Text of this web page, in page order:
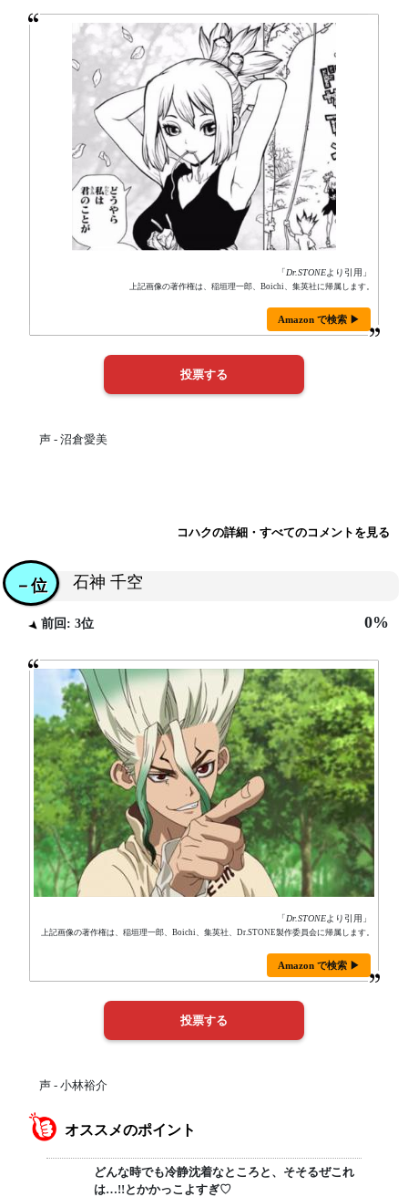
「Dr.STONEより引用」
上記画像の著作権は、稲垣理一郎、Boichi、集英社に帰属します。
Amazon で検索 ▶
声 - 沼倉愛美
コハクの詳細・すべてのコメントを見る
石神 千空
－位
前回: 3位 0%
「Dr.STONEより引用」
上記画像の著作権は、稲垣理一郎、Boichi、集英社、Dr.STONE製作委員会に帰属します。
Amazon で検索 ▶
声 - 小林裕介
オススメのポイント
どんな時でも冷静沈着なところと、そそるぜこれ
は…!!とかかっこよすぎ♡